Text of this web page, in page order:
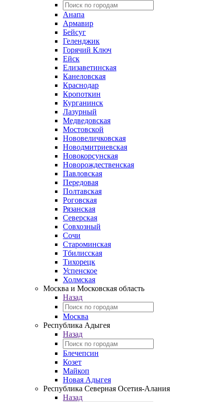
Анапа
Армавир
Бейсуг
Геленджик
Горячий Ключ
Ейск
Елизаветинская
Канеловская
Краснодар
Кропоткин
Курганинск
Лазурный
Медведовская
Мостовской
Нововеличковская
Новодмитриевская
Новокорсунская
Новорождественская
Павловская
Передовая
Полтавская
Роговская
Рязанская
Северская
Совхозный
Сочи
Староминская
Тбилисская
Тихорецк
Успенское
Холмская
Москва и Московская область
Назад
Москва
Республика Адыгея
Назад
Блечепсин
Козет
Майкоп
Новая Адыгея
Республика Северная Осетия-Алания
Назад